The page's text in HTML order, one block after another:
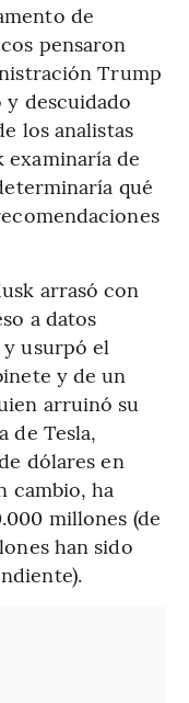
de
pensaron
Trump
y descuidado
los analistas
de
qué
arrasó con
a datos
usurpó el
y de un
arruinó su
de Tesla,
dólares en
cambio, ha
millones (de
han sido